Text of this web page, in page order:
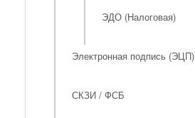
ЭДО (Налоговая)
Электронная подпись (ЭЦП)
СКЗИ / ФСБ